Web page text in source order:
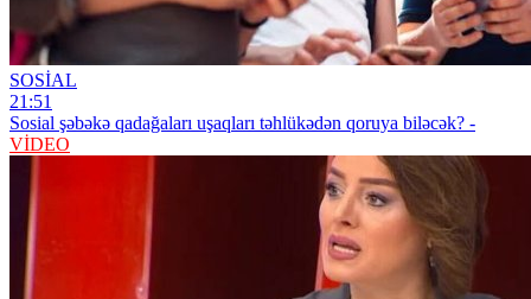
SOSİAL
21:51
Sosial şəbəkə qadağaları uşaqları təhlükədən qoruya biləcək? -
VİDEO